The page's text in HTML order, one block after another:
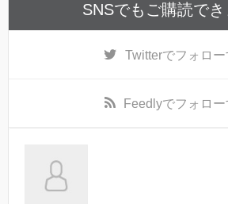
SNSでもご購読でき
Twitterでフォロー
Feedlyでフォロー